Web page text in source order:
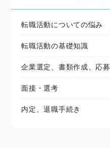
転職活動についての悩み
転職活動の基礎知識
企業選定、書類作成、応募
面接・選考
内定、退職手続き